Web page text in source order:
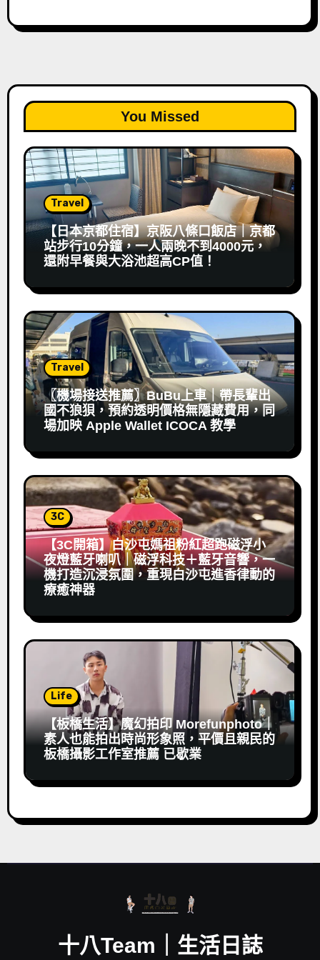
You Missed
Travel
【日本京都住宿】京阪八條口飯店｜京都
站步行10分鐘，一人兩晚不到4000元，
還附早餐與大浴池超高CP值！
Travel
〖機場接送推薦〗BuBu上車｜帶長輩出
國不狼狽，預約透明價格無隱藏費用，同
場加映 Apple Wallet ICOCA 教學
3C
【3C開箱】白沙屯媽祖粉紅超跑磁浮小
夜燈藍牙喇叭｜磁浮科技＋藍牙音響，一
機打造沉浸氛圍，重現白沙屯進香律動的
療癒神器
Life
【板橋生活】魔幻拍印 Morefunphoto｜
素人也能拍出時尚形象照，平價且親民的
板橋攝影工作室推薦 已歇業
十八Team｜生活日誌